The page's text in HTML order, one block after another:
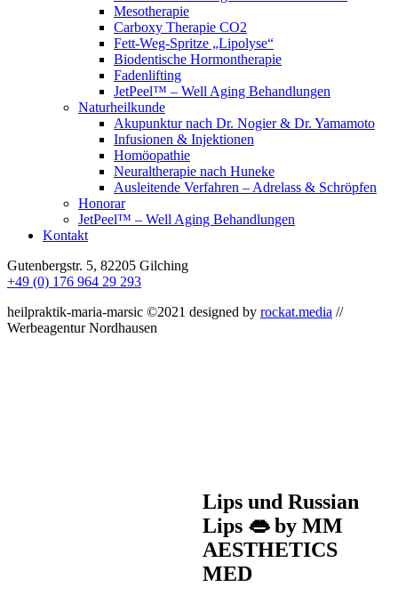
Mesotherapie
Carboxy Therapie CO2
Fett-Weg-Spritze „Lipolyse“
Biodentische Hormontherapie
Fadenlifting
JetPeel™ – Well Aging Behandlungen
Naturheilkunde
Akupunktur nach Dr. Nogier & Dr. Yamamoto
Infusionen & Injektionen
Homöopathie
Neuraltherapie nach Huneke
Ausleitende Verfahren – Adrelass & Schröpfen
Honorar
JetPeel™ – Well Aging Behandlungen
Kontakt
Gutenbergstr. 5, 82205 Gilching
+49 (0) 176 964 29 293
heilpraktik-maria-marsic ©2021 designed by rockat.media //
Werbeagentur Nordhausen
Lips und Russian
Lips 👄 by MM
AESTHETICS
MED